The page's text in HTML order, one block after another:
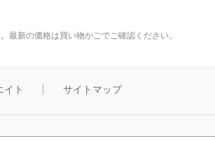
最新の価格は買い物かごでご確認ください。
イト サイトマップ